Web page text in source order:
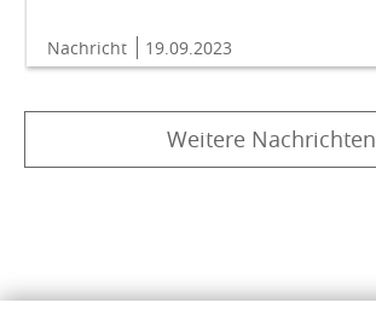
Nachricht 19.09.2023
Weitere Nachrichten